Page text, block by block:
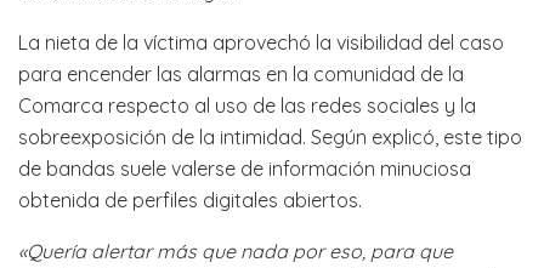
La nieta de la víctima aprovechó la visibilidad del caso
para encender las alarmas en la comunidad de la
Comarca respecto al uso de las redes sociales y la
sobreexposición de la intimidad. Según explicó, este tipo
de bandas suele valerse de información minuciosa
obtenida de perfiles digitales abiertos.
«Quería alertar más que nada por eso, para que